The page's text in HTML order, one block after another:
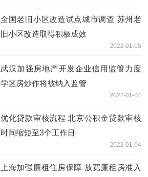
全国老旧小区改造试点城市调查 苏州老
旧小区改造取得积极成效
2022-01-05
武汉加强房地产开发企业信用监管力度
学区房炒作将被纳入监管
2022-01-04
优化贷款审核流程 北京公积金贷款审核
时间缩短至3个工作日
2022-01-04
上海加强廉租住房保障 放宽廉租房准入